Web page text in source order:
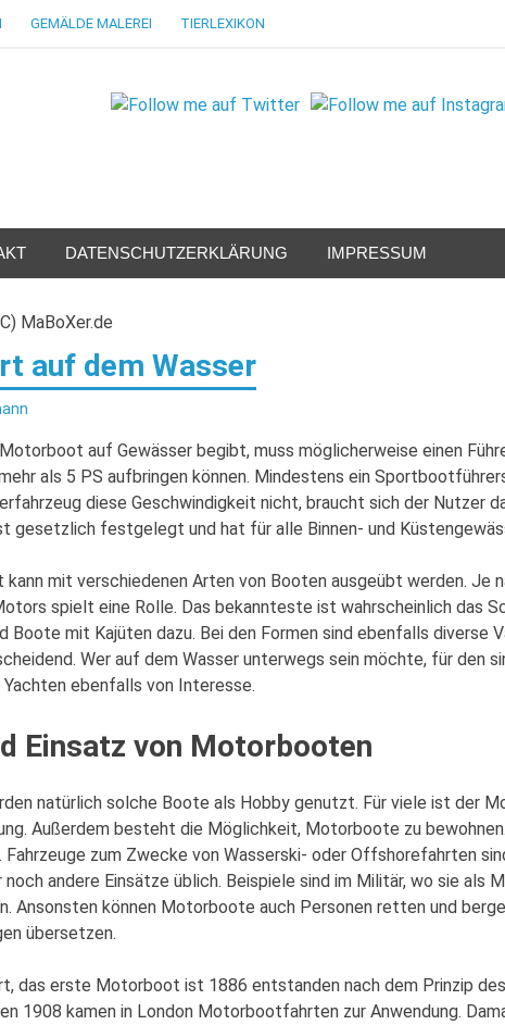
GEMÄLDE MALEREI TIERLEXIKON
DATENSCHUTZERKLÄRUNG IMPRESSUM
auf dem Wasser
auf Gewässer begibt, muss möglicherweise einen
als 5 PS aufbringen können. Mindestens ein
diese Geschwindigkeit nicht, braucht sich der Nutzer
gesetzlich festgelegt und hat für alle Binnen- und
mit verschiedenen Arten von Booten ausgeübt werden. Je
spielt eine Rolle. Das bekannteste ist wahrscheinlich das
Boote mit Kajüten dazu. Bei den Formen sind ebenfalls diverse
Wer auf dem Wasser unterwegs sein möchte, für den
ebenfalls von Interesse.
Einsatz von Motorbooten
natürlich solche Boote als Hobby genutzt. Für viele ist der
Außerdem besteht die Möglichkeit, Motorboote zu
zum Zwecke von Wasserski- oder Offshorefahrten
noch andere Einsätze üblich. Beispiele sind im Militär, wo sie als
Ansonsten können Motorboote auch Personen retten und
übersetzen.
das erste Motorboot ist 1886 entstanden nach dem Prinzip
1908 kamen in London Motorbootfahrten zur Anwendung.